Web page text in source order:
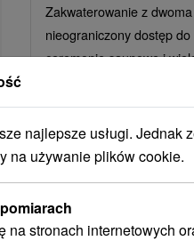
Zakwaterowanie z dwoma
nieograniczony dostęp
ceremonie saunowe i
najlepsze usługi. Jednak
na używanie plików cookie.
na stronach internetowych